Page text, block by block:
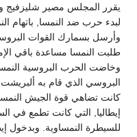
يقرر المجلس مصير شليزفيج
لبدء حرب ضد النمسا, باتهام
وأرسل بسمارك القوات
طلبت النمسا مساعدة باقي
وخاضت الحرب البروسية
البروسي الذي قام به
كانت تضاهي قوة الجيش
إيطاليا, التي كانت تطمع في
للسيطرة النمساوية. وبدخول